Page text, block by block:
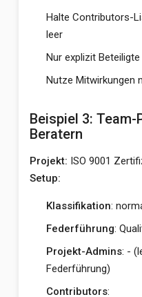
Halte Contributors-
leer
Nur explizit
Nutze Mitwirkungen
Beispiel 3:
Beratern
Projekt: ISO 9001
Setup:
Klassifikation:
Federführung:
Projekt-Admins: -
Federführung)
Contributors: